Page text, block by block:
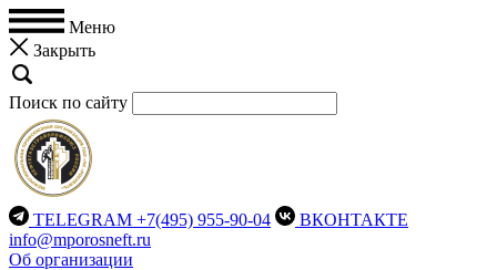
Меню
Закрыть
Поиск по сайту
TELEGRAM +7(495) 955-90-04
ВКОНТАКТЕ
info@mporosneft.ru
Об организации